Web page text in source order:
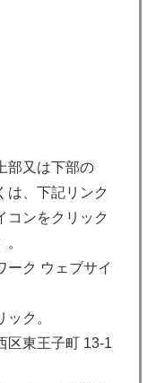
部又は下部の
は、下記リンク
コンをクリック
ーク ウェブサイ
ク。
区東王子町 13-1